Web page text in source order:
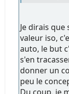
Je dirais
valeur iso,
auto, le but
s'en
donner un
peu le